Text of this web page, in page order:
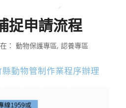
捉申請流程
在： 動物保護專區, 認養專區
縣動物管制作業程序辦理